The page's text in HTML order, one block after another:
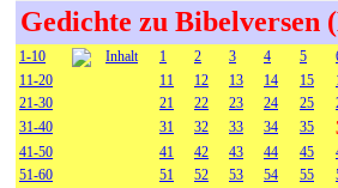
Gedichte zu Bibelversen
1-10 Inhalt 1 2 3 4 5
11-20
11 12 13 14 15
21-30
21 22 23 24 25
31-40
31 32 33 34 35
41-50
41 42 43 44 45
51-60
51 52 53 54 55